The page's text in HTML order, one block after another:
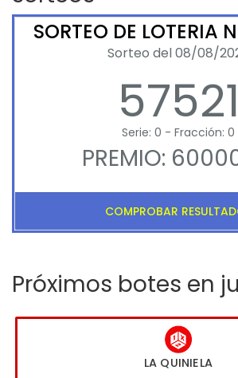
SORTEO DE LOTERIA
Sorteo del 08/08/
57521
Serie: 0 - Fracción: 0
PREMIO:
COMPROBAR
Próximos botes en
LA QUINIELA